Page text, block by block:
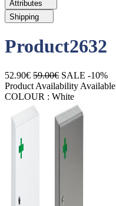
Attributes
Shipping
Product2632
52.90€ 59.00€ SALE -10%
Product Availability Available
COLOUR : White